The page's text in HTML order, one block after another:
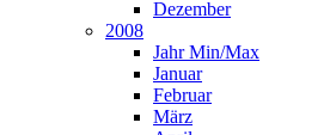
Dezember
2008
Jahr Min/Max
Januar
Februar
März